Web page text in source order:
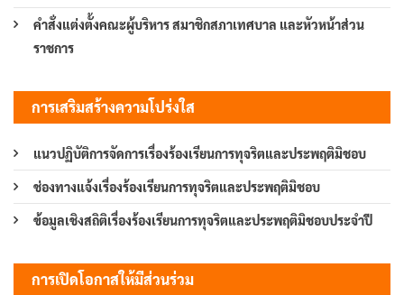
คำสั่งแต่งตั้งคณะผู้บริหาร สมาชิกสภาเทศบาล และหัวหน้าส่วน
ราชการ
การเสริมสร้างความโปร่งใส
แนวปฏิบัติการจัดการเรื่องร้องเรียนการทุจริตและประพฤติมิชอบ
ช่องทางแจ้งเรื่องร้องเรียนการทุจริตและประพฤติมิชอบ
ข้อมูลเชิงสถิติเรื่องร้องเรียนการทุจริตและประพฤติมิชอบประจำปี
การเปิดโอกาสให้มีส่วนร่วม